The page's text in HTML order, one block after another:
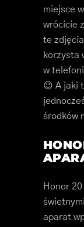
miejsce
wrócicie
te
korzysta
w
😉 A jaki
środków
Honor
aparat